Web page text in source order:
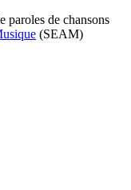
paroles de chansons
(SEAM)